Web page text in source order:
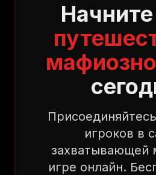
игроков в
захватывающей
игре онлайн.